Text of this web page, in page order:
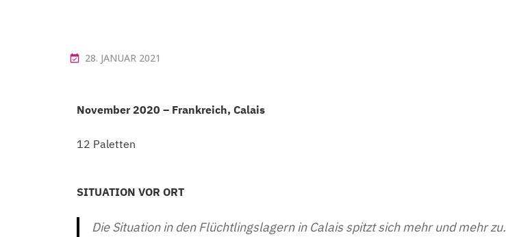
28. JANUAR 2021
November 2020 – Frankreich, Calais
12 Paletten
SITUATION VOR ORT
Die Situation in den Flüchtlingslagern in Calais spitzt sich mehr und mehr zu.